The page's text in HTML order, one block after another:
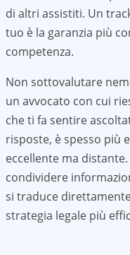
di altri assistiti. Un
tuo è la garanzia più
competenza.
Non sottovalutare
un avvocato con cui
che ti fa sentire
risposte, è spesso più
eccellente ma
condividere
si traduce
strategia legale più